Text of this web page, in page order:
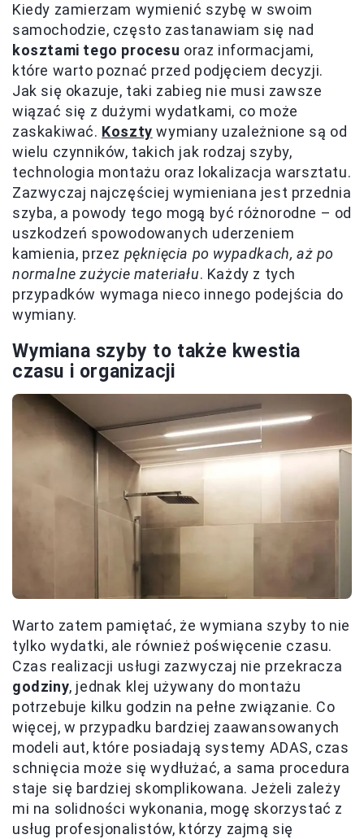
Kiedy zamierzam wymienić szybę w swoim
samochodzie, często zastanawiam się nad
kosztami tego procesu oraz informacjami,
które warto poznać przed podjęciem decyzji.
Jak się okazuje, taki zabieg nie musi zawsze
wiązać się z dużymi wydatkami, co może
zaskakiwać. Koszty wymiany uzależnione są od
wielu czynników, takich jak rodzaj szyby,
technologia montażu oraz lokalizacja warsztatu.
Zazwyczaj najczęściej wymieniana jest przednia
szyba, a powody tego mogą być różnorodne – od
uszkodzeń spowodowanych uderzeniem
kamienia, przez pęknięcia po wypadkach, aż po
normalne zużycie materiału. Każdy z tych
przypadków wymaga nieco innego podejścia do
wymiany.
Wymiana szyby to także kwestia
czasu i organizacji
Warto zatem pamiętać, że wymiana szyby to nie
tylko wydatki, ale również poświęcenie czasu.
Czas realizacji usługi zazwyczaj nie przekracza
godziny, jednak klej używany do montażu
potrzebuje kilku godzin na pełne związanie. Co
więcej, w przypadku bardziej zaawansowanych
modeli aut, które posiadają systemy ADAS, czas
schnięcia może się wydłużać, a sama procedura
staje się bardziej skomplikowana. Jeżeli zależy
mi na solidności wykonania, mogę skorzystać z
usług profesjonalistów, którzy zajmą się